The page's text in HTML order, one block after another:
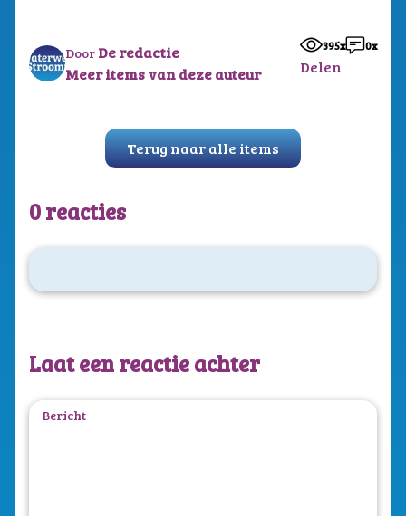
Door De redactie
Meer items van deze auteur
395x 0x
Delen
Terug naar alle items
0 reacties
Laat een reactie achter
Bericht